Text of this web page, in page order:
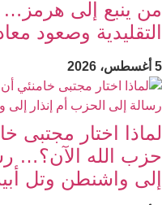
من ينبع إلى هرمز…
التقليدية وصعود
5 أغسطس، 2026
لماذا اختار مجتبى
حزب الله الآن؟…
إلى واشنطن وتل